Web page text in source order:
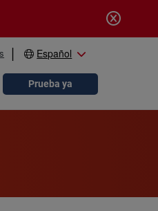
Español
search
Prueba ya